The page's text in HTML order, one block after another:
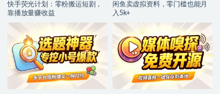
快手荧光计划：零粉搬运短剧，
靠播放量赚收益
闲鱼卖虚拟资料，零门槛也能月
入5k+